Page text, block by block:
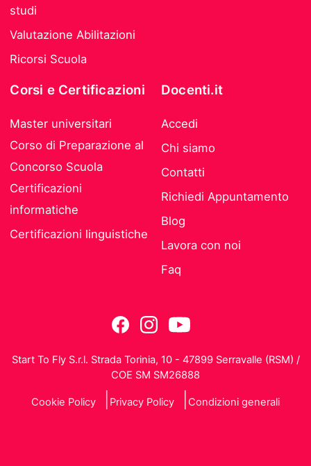
studi
Valutazione Abilitazioni
Ricorsi Scuola
Corsi e Certificazioni
Master universitari
Corso di Preparazione al
Concorso Scuola
Certificazioni
informatiche
Certificazioni linguistiche
Docenti.it
Accedi
Chi siamo
Contatti
Richiedi Appuntamento
Blog
Lavora con noi
Faq
Start To Fly S.r.l. Strada Torinia, 10 - 47899 Serravalle (RSM) /
COE SM SM26888
Cookie Policy Privacy Policy Condizioni generali